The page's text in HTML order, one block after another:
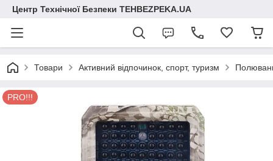
Центр Технічної Безпеки TEHBEZPEKA.UA
Товари Активний відпочинок, спорт, туризм
PRO!!!